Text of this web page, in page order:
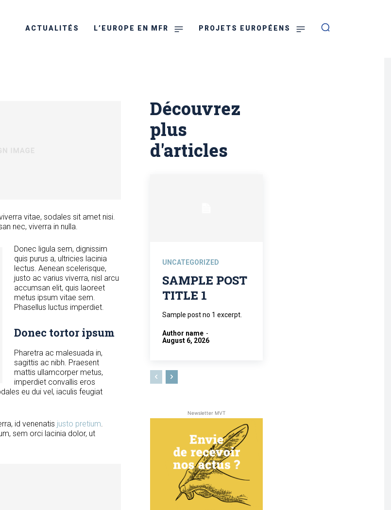
ACTUALITÉS L’EUROPE EN MFR PROJETS EUROPÉENS
123
vitae, sodales sit amet nisi.
nec, viverra in nulla.
Donec ligula sem, dignissim
quis purus a, ultricies lacinia
lectus. Aenean scelerisque,
justo ac varius viverra, nisl arcu
accumsan elit, quis laoreet
metus ipsum vitae sem.
Phasellus luctus imperdiet.
Donec tortor ipsum
Pharetra ac malesuada in,
sagittis ac nibh. Praesent
mattis ullamcorper metus,
imperdiet convallis eros
eu dui vel, iaculis feugiat
id venenatis justo pretium.
sem orci lacinia dolor, ut
Découvrez
plus
d'articles
UNCATEGORIZED
SAMPLE POST
TITLE 1
Sample post no 1 excerpt.
Author name -
August 6, 2026
Newsletter MVT